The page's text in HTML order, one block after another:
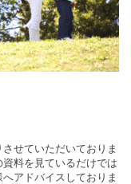
せていただいておりま
料を見ているだけでは
アドバイスしておりま